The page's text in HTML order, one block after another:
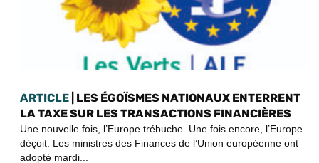
ARTICLE | LES ÉGOÏSMES NATIONAUX ENTERRENT
LA TAXE SUR LES TRANSACTIONS FINANCIÈRES
Une nouvelle fois, l’Europe trébuche. Une fois encore, l’Europe
déçoit. Les ministres des Finances de l’Union européenne ont
adopté mardi...